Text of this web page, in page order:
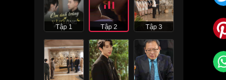
Tập 1 Tập 2 Tập 3